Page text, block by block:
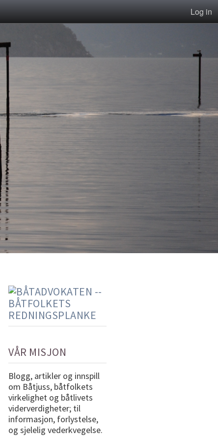
Log in
VÅR MISJON
Blogg, artikler og innspill
om Båtjuss, båtfolkets
virkelighet og båtlivets
viderverdigheter; til
informasjon, forlystelse,
og sjelelig vederkvegelse.